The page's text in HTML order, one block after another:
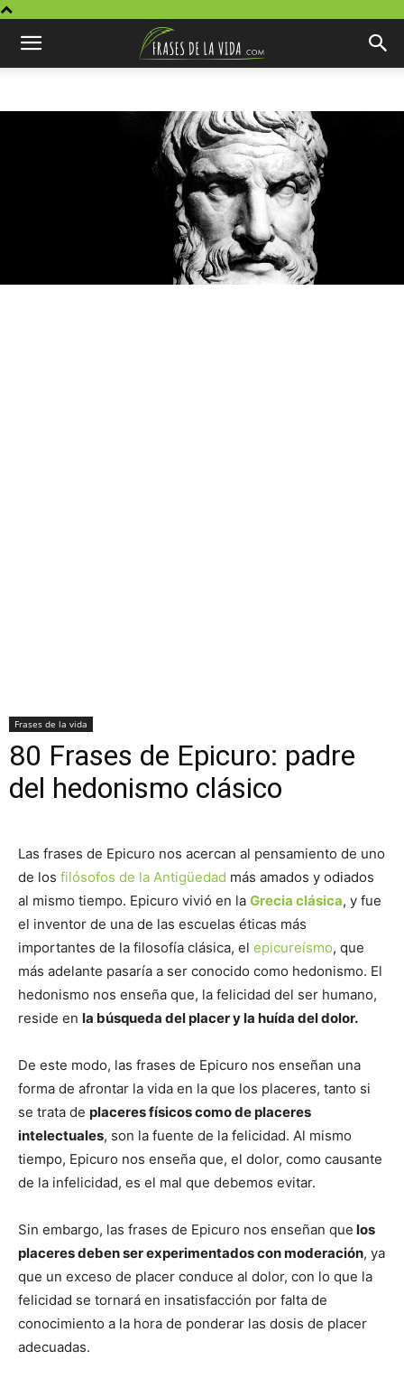
Frases de la vida
80 Frases de Epicuro: padre
del hedonismo clásico
Las frases de Epicuro nos acercan al pensamiento de uno
de los filósofos de la Antigüedad más amados y odiados
al mismo tiempo. Epicuro vivió en la Grecia clásica, y fue
el inventor de una de las escuelas éticas más
importantes de la filosofía clásica, el epicureísmo, que
más adelante pasaría a ser conocido como hedonismo. El
hedonismo nos enseña que, la felicidad del ser humano,
reside en la búsqueda del placer y la huída del dolor.
De este modo, las frases de Epicuro nos enseñan una
forma de afrontar la vida en la que los placeres, tanto si
se trata de placeres físicos como de placeres
intelectuales, son la fuente de la felicidad. Al mismo
tiempo, Epicuro nos enseña que, el dolor, como causante
de la infelicidad, es el mal que debemos evitar.
Sin embargo, las frases de Epicuro nos enseñan que los
placeres deben ser experimentados con moderación, ya
que un exceso de placer conduce al dolor, con lo que la
felicidad se tornará en insatisfacción por falta de
conocimiento a la hora de ponderar las dosis de placer
adecuadas.